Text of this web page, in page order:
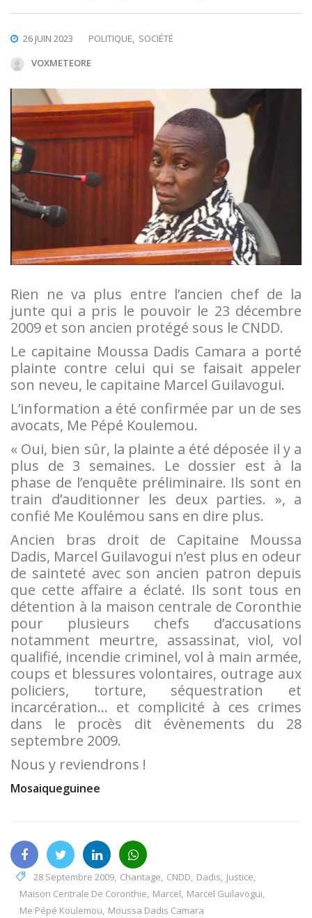
26 JUIN 2023 POLITIQUE, SOCIÉTÉ
VOXMETEORE
Rien ne va plus entre l’ancien chef de la
junte qui a pris le pouvoir le 23 décembre
2009 et son ancien protégé sous le CNDD.
Le capitaine Moussa Dadis Camara a porté
plainte contre celui qui se faisait appeler
son neveu, le capitaine Marcel Guilavogui.
L’information a été confirmée par un de ses
avocats, Me Pépé Koulemou.
« Oui, bien sûr, la plainte a été déposée il y a
plus de 3 semaines. Le dossier est à la
phase de l’enquête préliminaire. Ils sont en
train d’auditionner les deux parties. », a
confié Me Koulémou sans en dire plus.
Ancien bras droit de Capitaine Moussa
Dadis, Marcel Guilavogui n’est plus en odeur
de sainteté avec son ancien patron depuis
que cette affaire a éclaté. Ils sont tous en
détention à la maison centrale de Coronthie
pour plusieurs chefs d’accusations
notamment meurtre, assassinat, viol, vol
qualifié, incendie criminel, vol à main armée,
coups et blessures volontaires, outrage aux
policiers, torture, séquestration et
incarcération… et complicité à ces crimes
dans le procès dit évènements du 28
septembre 2009.
Nous y reviendrons !
Mosaiqueguinee
28 Septembre 2009, Chantage, CNDD, Dadis, Justice,
Maison Centrale De Coronthie, Marcel, Marcel Guilavogui,
Me Pépé Koulemou, Moussa Dadis Camara